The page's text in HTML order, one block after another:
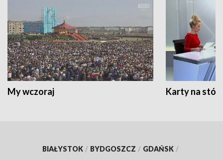
My wczoraj Karty na
BIAŁYSTOK / BYDGOSZCZ / GDAŃSK /